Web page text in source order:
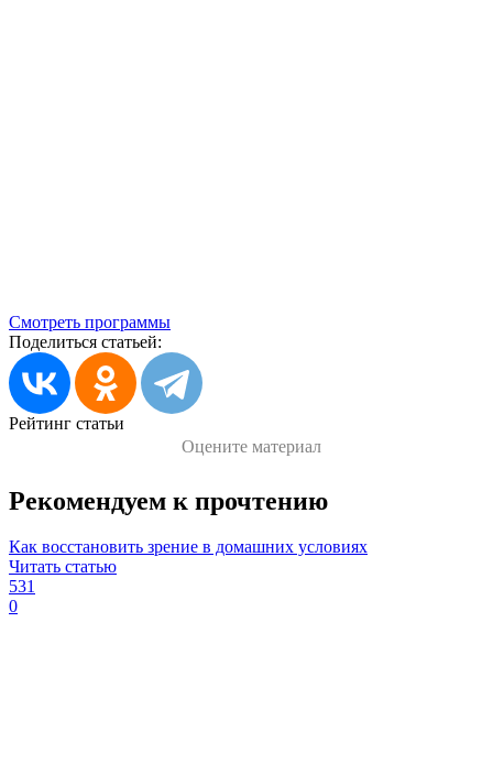
Смотреть программы
Поделиться статьей:
Рейтинг статьи
Оцените материал
Рекомендуем к прочтению
Как восстановить зрение в домашних условиях
Читать статью
531
0